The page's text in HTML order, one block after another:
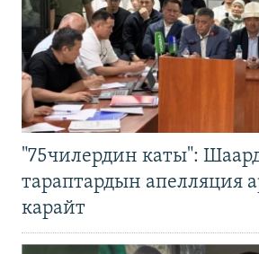
"75чилердин каты":
тараптардын апелляция
карайт